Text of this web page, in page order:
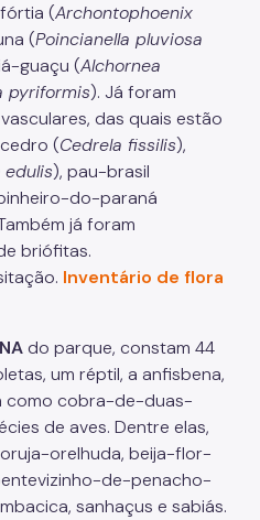
(Archontophoenix
(Poincianella pluviosa
guaçu (Alchornea
pyriformis). Já foram
das quais estão
(Cedrela fissilis),
), pau-brasil
do-paraná
já foram
briófitas.
Inventário de flora
do parque, constam 44
um réptil, a anfisbena,
como cobra-de-duas-
de aves. Dentre elas,
orelhuda, beija-flor-
de-penacho-
sanhaçus e sabiás.